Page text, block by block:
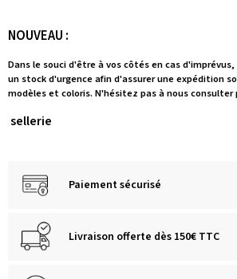
NOUVEAU :
Dans le souci d'être à vos côtés en cas
un stock d'urgence afin d'assurer une expédition
modèles et coloris. N'hésitez pas à nous
sellerie
Paiement sécurisé
Livraison offerte dès 150€ TTC